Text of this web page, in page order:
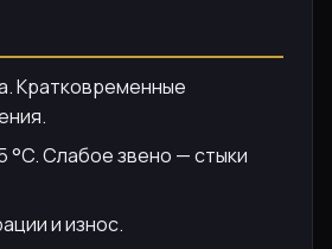
Кратковременные
°C. Слабое звено — стыки
и износ.